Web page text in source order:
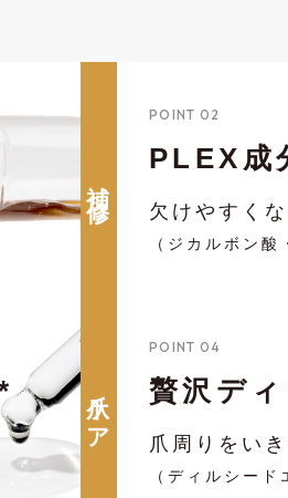
POINT 02
PLEX成
欠けやすく
（ジカルボン酸
爪ケア
POINT 04
贅沢デ
爪周りをい
（ディルシード